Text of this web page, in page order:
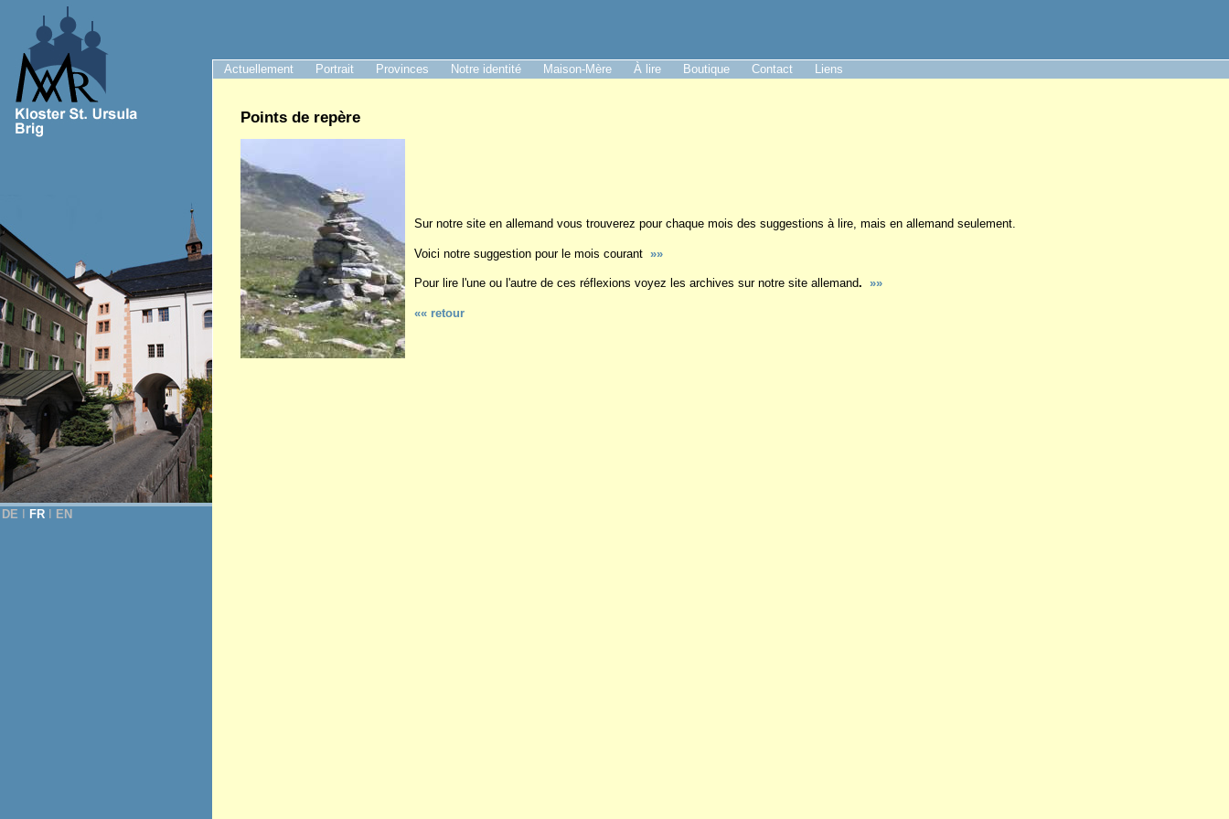
Actuellement Portrait Provinces Notre identité Maison-Mère À lire Boutique Contact Liens
DE FR EN
Points de repère
Sur notre site en allemand vous trouverez pour chaque mois des suggestions à lire, mais en allemand seulement.
Voici notre suggestion pour le mois courant »»
Pour lire l'une ou l'autre de ces réflexions voyez les archives sur notre site allemand. »»
«« retour